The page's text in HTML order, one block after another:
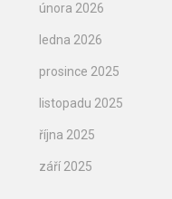
února 2026
ledna 2026
prosince 2025
listopadu 2025
října 2025
září 2025